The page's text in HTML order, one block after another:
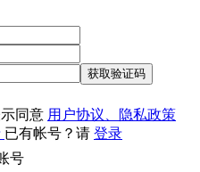
获取验证码
同意 用户协议、隐私政策
已有帐号？请 登录
号